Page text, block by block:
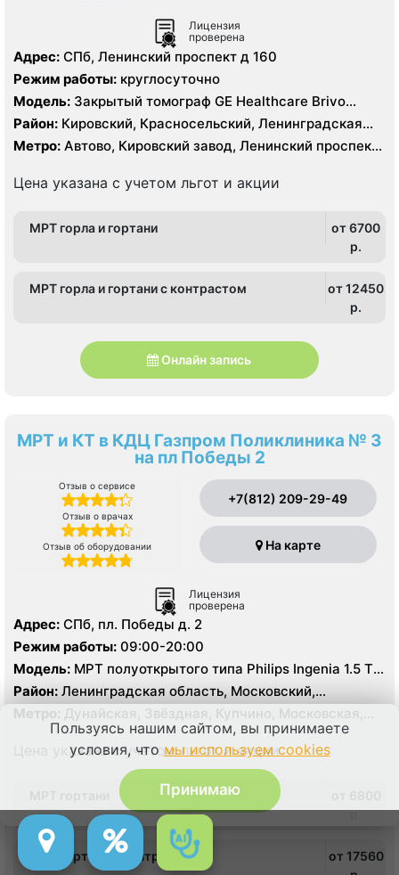
Лицензия
проверена
Адрес: СПб, Ленинский проспект д 160
Режим работы: круглосуточно
Модель: Закрытый томограф GE Healthcare Brivo
MR355 1.5 Тесла, КТ General Electric Optima CT 520 16
срезов
Район: Кировский, Красносельский, Ленинградская
область, Московский, Петродворцовый, Пушкинский
Метро: Автово, Кировский завод, Ленинский проспект,
Шушары
Цена указана с учетом льгот и акции
МРТ горла и гортани
от 6700
p.
МРТ горла и гортани с контрастом
от 12450
p.
Онлайн запись
МРТ и КТ в КДЦ Газпром Поликлиника № 3
на пл Победы 2
Отзыв о сервисе
Отзыв о врачах
Отзыв об оборудовании
+7(812) 209-29-49
На карте
Лицензия
проверена
Адрес: СПб, пл. Победы д. 2
Режим работы: 09:00-20:00
Модель: МРТ полуоткрытого типа Philips Ingenia 1.5 Т,
КТ TOSHIBA Aquilion One 640 срезов, УЗИ
Район: Ленинградская область, Московский,
Пушкинский, Фрунзенский
Метро: Дунайская, Звёздная, Купчино, Московская,
Парк Победы, Шушары
Цена указана с учетом льгот и акции
p.
МРТ гортани с контрастом
от 17560
Пользуясь нашим сайтом, вы принимаете
условия, что мы используем cookies
Принимаю